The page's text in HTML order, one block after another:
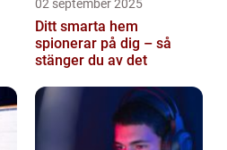
02 september 2025
Ditt smarta hem
spionerar på dig – så
stänger du av det